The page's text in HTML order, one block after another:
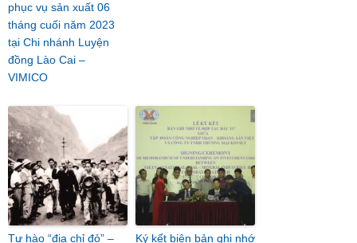
phục vụ sản xuất 06
tháng cuối năm 2023
tại Chi nhánh Luyện
đồng Lào Cai –
VIMICO
Tự hào “địa chỉ đỏ” –
Ký kết biên bản ghi nhớ